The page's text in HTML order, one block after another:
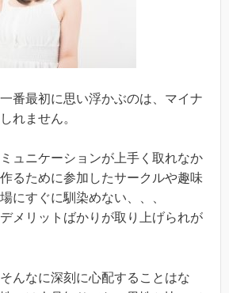
番最初に思い浮かぶのは、マイナ
れません。
ュニケーションが上手く取れなか
るために参加したサークルや趣味
にすぐに馴染めない、、、
メリットばかりが取り上げられが
んなに深刻に心配することはな